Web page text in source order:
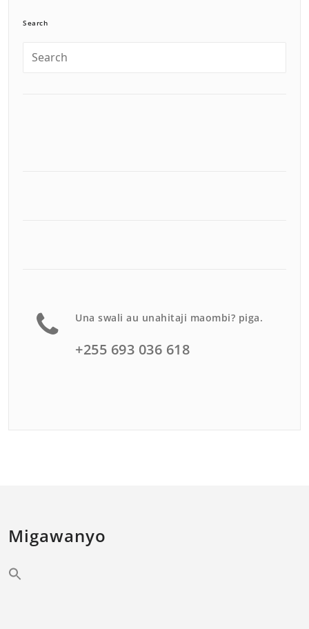
Search
Una swali au unahitaji maombi? piga.
+255 693 036 618
Migawanyo